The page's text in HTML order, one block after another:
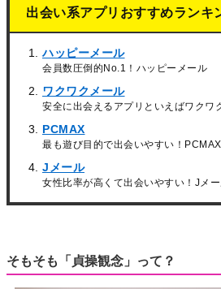
出会い系アプリおすすめランキ
ハッピーメール
会員数圧倒的No.1！ハッピーメール
ワクワクメール
安全に出会えるアプリといえばワクワ
PCMAX
最も遊び目的で出会いやすい！PCMAX
Jメール
女性比率が高くて出会いやすい！Jメ
そもそも「貞操観念」って？